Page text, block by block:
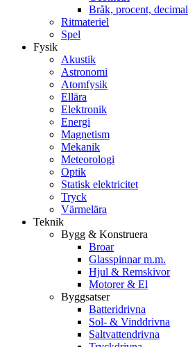
Bråk, procent, decimal
Ritmateriel
Spel
Fysik
Akustik
Astronomi
Atomfysik
Ellära
Elektronik
Energi
Magnetism
Mekanik
Meteorologi
Optik
Statisk elektricitet
Tryck
Värmelära
Teknik
Bygg & Konstruera
Broar
Glasspinnar m.m.
Hjul & Remskivor
Motorer & El
Byggsatser
Batteridrivna
Sol- & Vinddrivna
Saltvattendrivna